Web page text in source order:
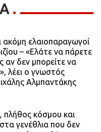
ελαιοπαραγωγοί
– «Ελάτε να πάρετε
αν δεν μπορείτε να
λέει ο γνωστός
Αλμπαντάκης
πλήθος κόσμου και
γενέθλια που δεν